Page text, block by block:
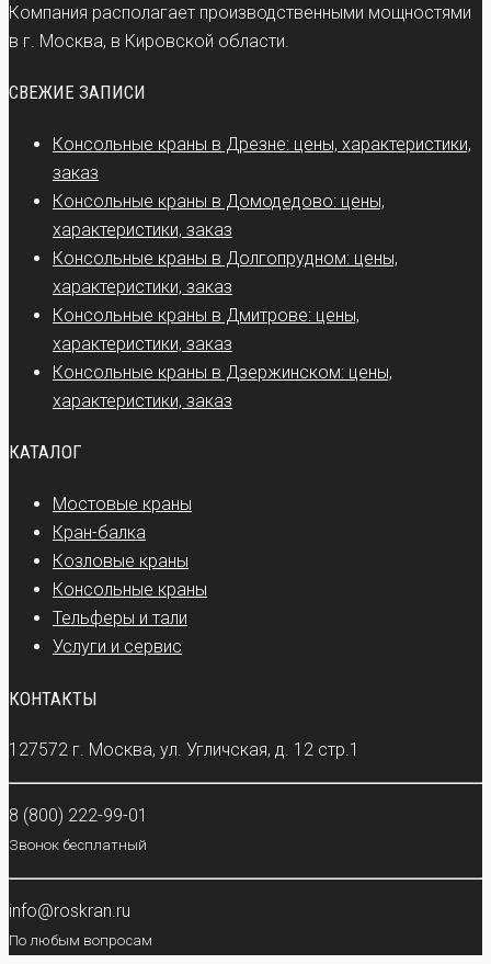
Компания располагает производственными мощностями
в г. Москва, в Кировской области.
СВЕЖИЕ ЗАПИСИ
Консольные краны в Дрезне: цены, характеристики,
заказ
Консольные краны в Домодедово: цены,
характеристики, заказ
Консольные краны в Долгопрудном: цены,
характеристики, заказ
Консольные краны в Дмитрове: цены,
характеристики, заказ
Консольные краны в Дзержинском: цены,
характеристики, заказ
КАТАЛОГ
Мостовые краны
Кран-балка
Козловые краны
Консольные краны
Тельферы и тали
Услуги и сервис
КОНТАКТЫ
127572 г. Москва, ул. Угличская, д. 12 стр.1
8 (800) 222-99-01
Звонок бесплатный
info@roskran.ru
По любым вопросам